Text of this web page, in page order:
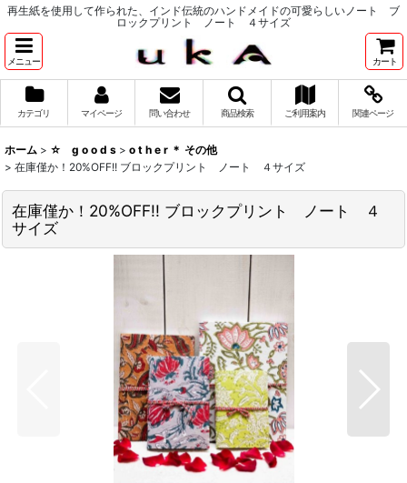
再生紙を使用して作られた、インド伝統のハンドメイドの可愛らしいノート ブ
ロックプリント ノート ４サイズ
メニュー カート
カテゴリ マイページ 問い合わせ 商品検索 ご利用案内 関連ページ
ホーム > ☆ g o o d s > o t h e r ＊ その他
> 在庫僅か！20%OFF!! ブロックプリント ノート ４サイズ
在庫僅か！20%OFF!! ブロックプリント ノート ４
サイズ